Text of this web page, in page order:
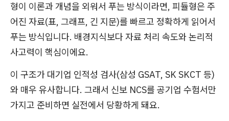
형이 이론과 개념을 외워서 푸는 방식이라면, 피듈형은 주
어진 자료(표, 그래프, 긴 지문)를 빠르고 정확하게 읽어서
푸는 방식입니다. 배경지식보다 자료 처리 속도와 논리적
사고력이 핵심이에요.
이 구조가 대기업 인적성 검사(삼성 GSAT, SK SKCT 등)
와 매우 유사합니다. 그래서 신보 NCS를 공기업 수험서만
가지고 준비하면 실전에서 당황하게 돼요.